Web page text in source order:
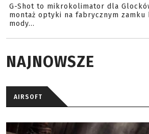
G-Shot to mikrokolimator dla
montaż optyki na fabrycznym zamku
mody...
NAJNOWSZE
AIRSOFT